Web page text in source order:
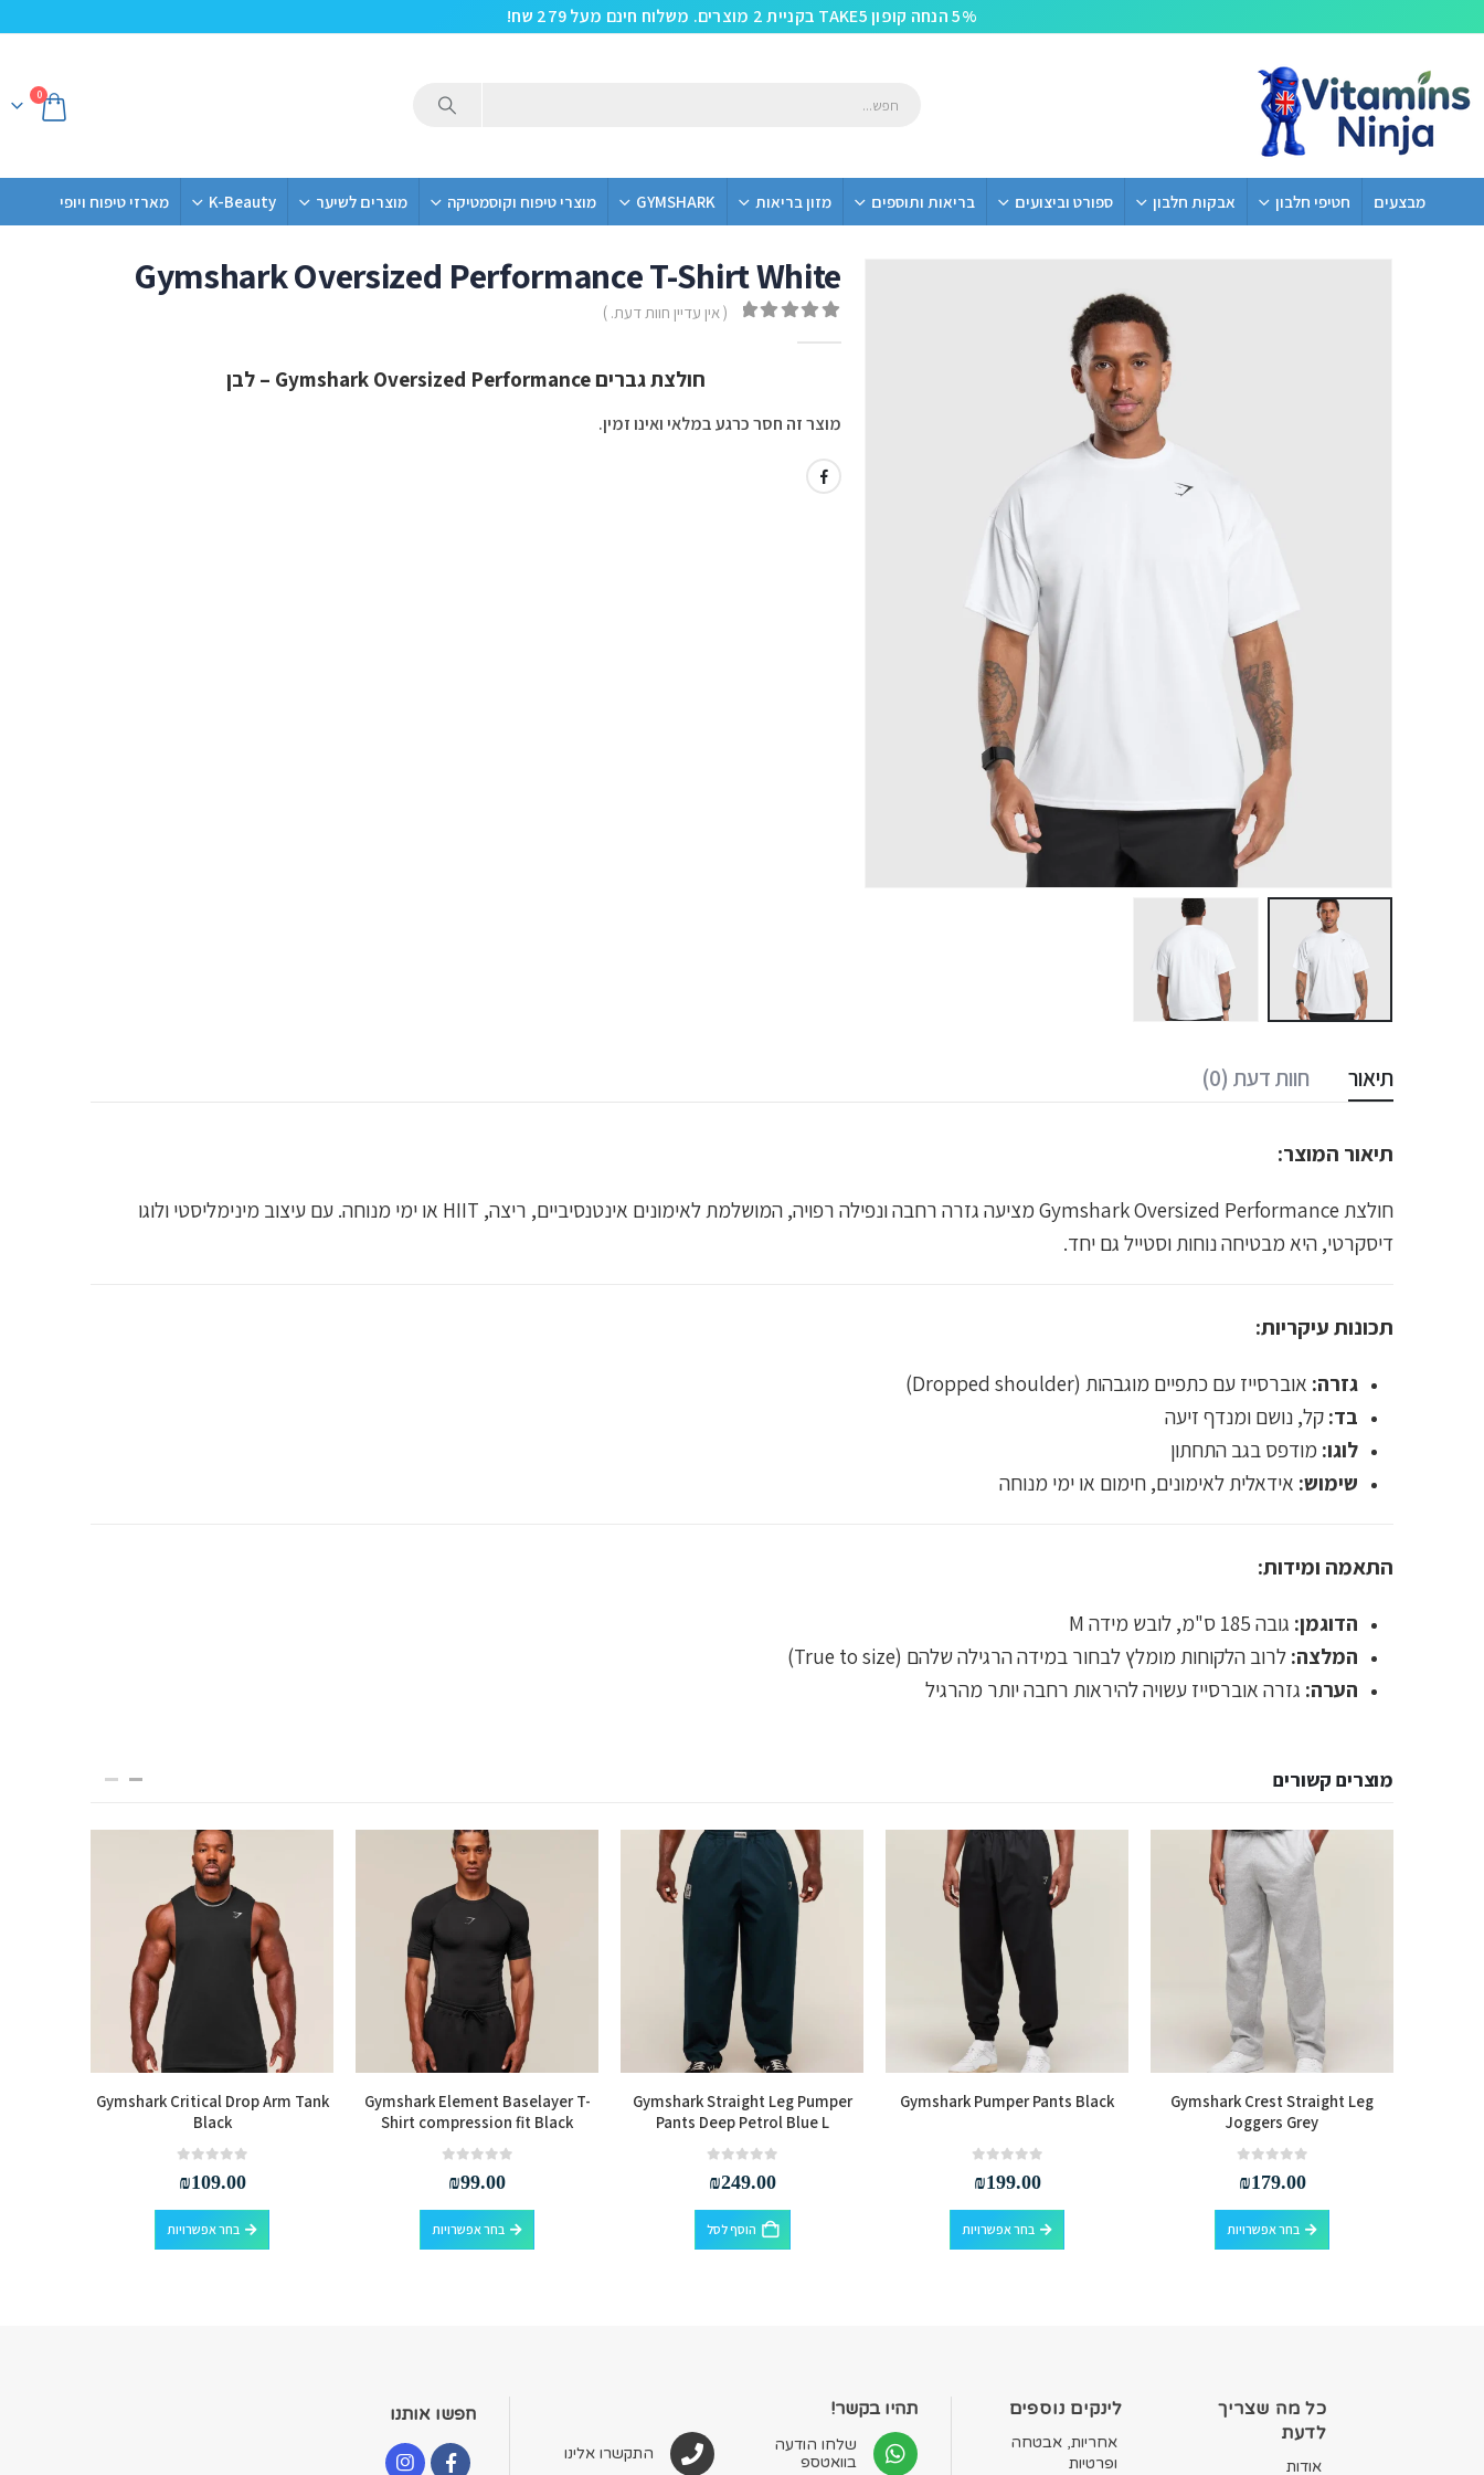
5% הנחה קופון TAKE5 בקניית 2 מוצרים. משלוח חינם מעל 279 שח!
0
מבצעים חטיפי חלבון אבקות חלבון ספורט וביצועים בריאות ותוספים מזון בריאות GYMSHARK מוצרי טיפוח וקוסמטיקה מוצרים לשיער K-Beauty מארזי טיפוח ויופי
Gymshark Oversized Performance T-Shirt White
( אין עדיין חוות דעת. )
חולצת גברים Gymshark Oversized Performance – לבן
מוצר זה חסר כרגע במלאי ואינו זמין.
תיאור חוות דעת (0)
תיאור המוצר:
חולצת Gymshark Oversized Performance מציעה גזרה רחבה ונפילה רפויה, המושלמת לאימונים אינטנסיביים, ריצה, HIIT או ימי מנוחה. עם עיצוב מינימליסטי ולוגו
דיסקרטי, היא מבטיחה נוחות וסטייל גם יחד.
תכונות עיקריות:
גזרה: אוברסייז עם כתפיים מוגבהות (Dropped shoulder)
בד:קל, נושם ומנדף זיעה
לוגו: מודפס בגב התחתון
שימוש: אידאלית לאימונים, חימום או ימי מנוחה
התאמה ומידות:
הדוגמן: גובה 185 ס"מ, לובש מידה M
המלצה:לרוב הלקוחות מומלץ לבחור במידה הרגילה שלהם (True to size)
הערה: גזרה אוברסייז עשויה להיראות רחבה יותר מהרגיל
מוצרים קשורים
Gymshark Crest Straight Leg
Joggers Grey
₪179.00
בחר אפשרויות
למוצר זה יש מספר סוגים. ניתן לבחור את האפשרויות בעמוד המוצר
Gymshark Pumper Pants Black
₪199.00
בחר אפשרויות
למוצר זה יש מספר סוגים. ניתן לבחור את האפשרויות בעמוד המוצר
Gymshark Straight Leg Pumper
Pants Deep Petrol Blue L
₪249.00
הוסף לסל
Gymshark Element Baselayer T-
Shirt compression fit Black
₪99.00
בחר אפשרויות
למוצר זה יש מספר סוגים. ניתן לבחור את האפשרויות בעמוד המוצר
Gymshark Critical Drop Arm Tank
Black
₪109.00
בחר אפשרויות
למוצר זה יש מספר סוגים. ניתן לבחור את האפשרויות בעמוד המוצר
כל מה שצריך
לדעת
אודות
לינקים נוספים
אחריות, אבטחה
ופרטיות
תהיו בקשר!
שלחו הודעה
בוואטספ
התקשרו אלינו
חפשו אותנו